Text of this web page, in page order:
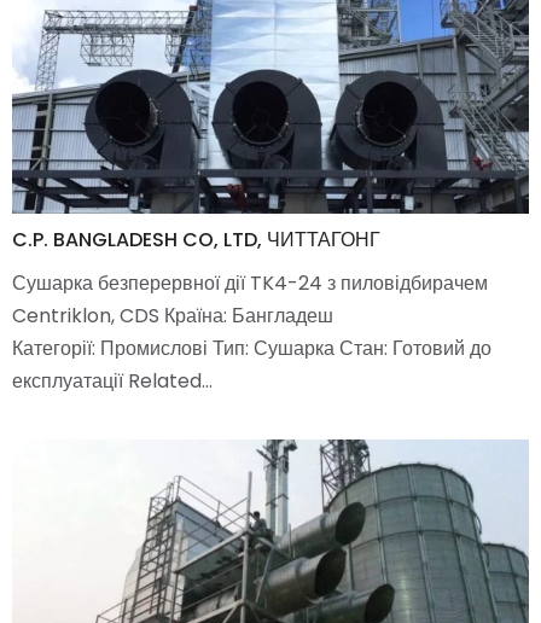
C.P. BANGLADESH CO, LTD, ЧИТТАГОНГ
Сушарка безперервної дії TK4-24 з пиловідбирачем
Centriklon, CDS Країна: Бангладеш
Категорії: Промислові Тип: Сушарка Стан: Готовий до
експлуатації Related…